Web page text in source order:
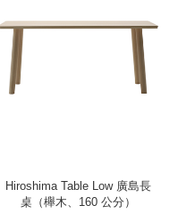
Hiroshima Table Low 廣島長
桌（櫸木、160 公分）